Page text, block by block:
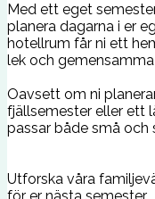
Med ett eget
planera dagarna i er
hotellrum får ni ett
lek och
Oavsett om ni
fjällsemester eller ett
passar både små och
Utforska våra